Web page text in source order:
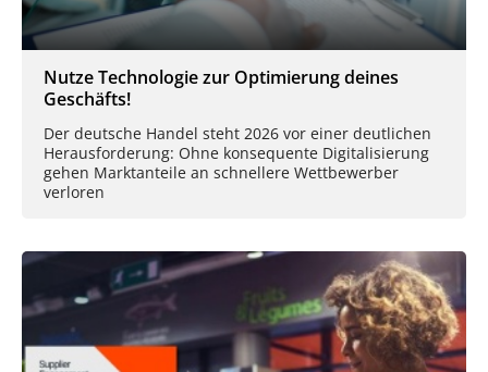
Nutze Technologie zur Optimierung deines
Geschäfts!
Der deutsche Handel steht 2026 vor einer deutlichen
Herausforderung: Ohne konsequente Digitalisierung
gehen Marktanteile an schnellere Wettbewerber
verloren